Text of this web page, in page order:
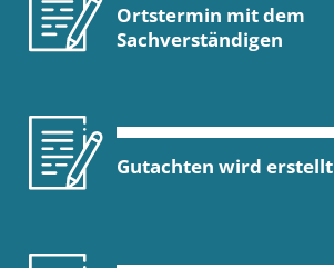
Ortstermin mit dem
Sachverständigen
Gutachten wird erstellt